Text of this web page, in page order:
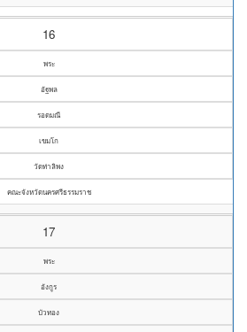
16
พระ
อัฐพล
รอดมณี
เขมโก
วัดท่าลิพง
คณะจังหวัดนครศรีธรรมราช
17
พระ
อังกูร
บัวทอง